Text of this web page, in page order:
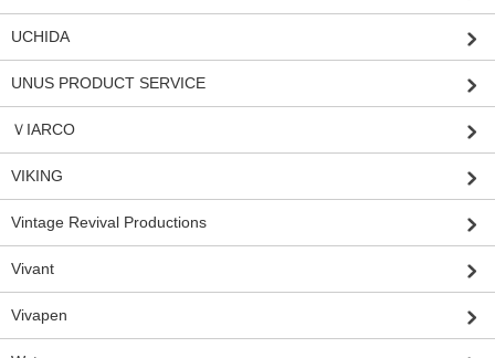
UCHIDA
UNUS PRODUCT SERVICE
ＶIARCO
VIKING
Vintage Revival Productions
Vivant
Vivapen